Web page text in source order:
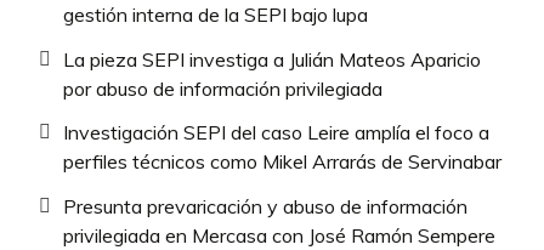
gestión interna de la SEPI bajo lupa
La pieza SEPI investiga a Julián Mateos Aparicio
por abuso de información privilegiada
Investigación SEPI del caso Leire amplía el foco a
perfiles técnicos como Mikel Arrarás de Servinabar
Presunta prevaricación y abuso de información
privilegiada en Mercasa con José Ramón Sempere